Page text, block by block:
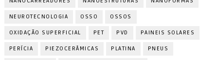
NEUROTECNOLOGIA OSSO OSSOS
OXIDAÇÃO SUPERFICIAL PET PVD PAINEIS SOLARES
PERÍCIA PIEZOCERÂMICAS PLATINA PNEUS